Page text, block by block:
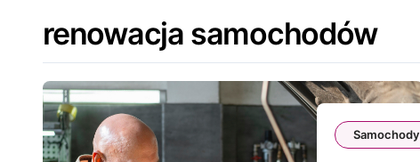
renowacja samochodów
Samochody